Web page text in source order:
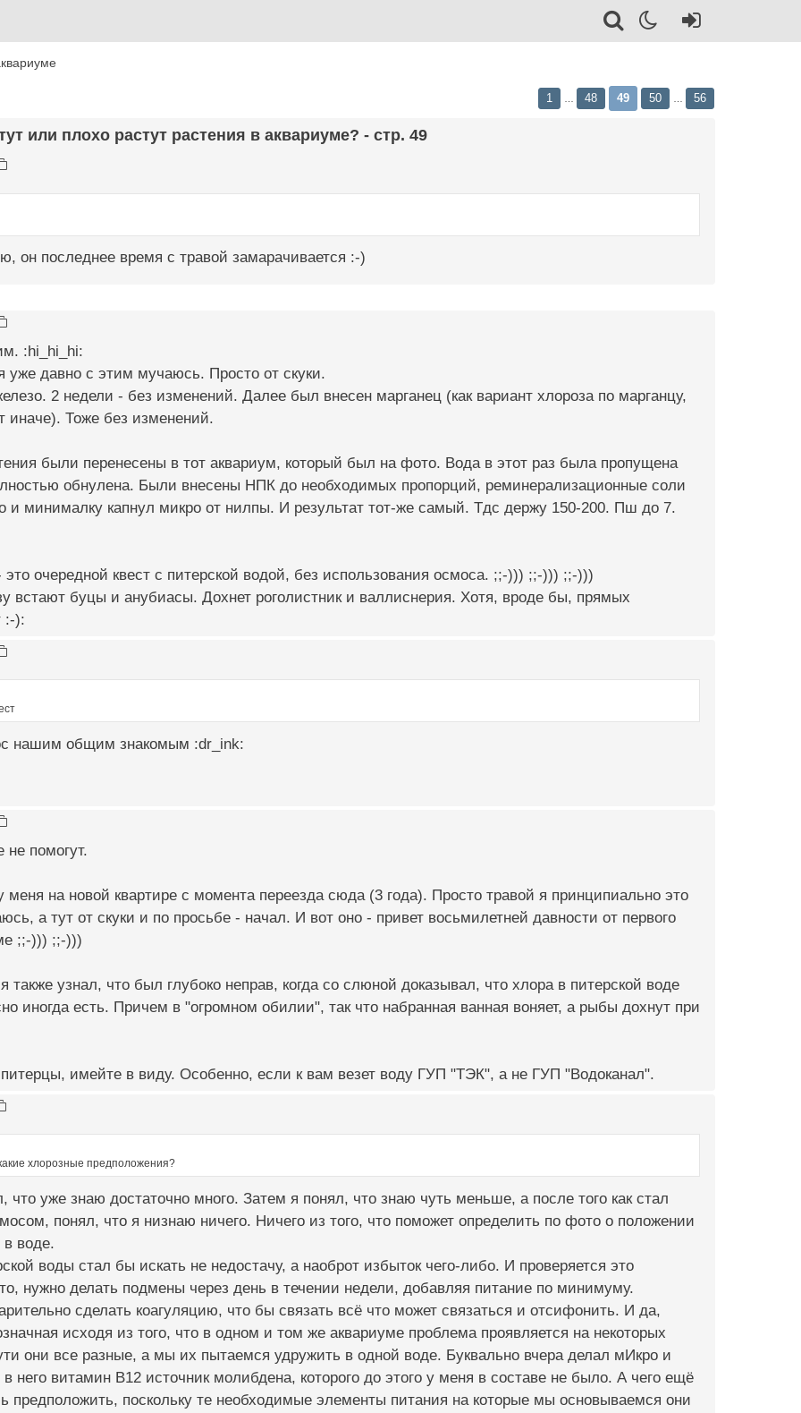
1 48 49 50 56
или плохо растут растения в аквариуме? - стр. 49
он последнее время с травой замарачивается :-)
:hi_hi_hi:
уже давно с этим мучаюсь. Просто от скуки.
2 недели - без изменений. Далее был внесен марганец (как вариант хлороза по марганцу,
иначе). Тоже без изменений.
были перенесены в тот аквариум, который был на фото. Вода в этот раз была пропущена
обнулена. Были внесены НПК до необходимых пропорций, реминерализационные соли
и минималку капнул микро от нилпы. И результат тот-же самый. Тдс держу 150-200. Пш до 7.
очередной квест с питерской водой, без использования осмоса. ;;-))) ;;-))) ;;-)))
встают буцы и анубиасы. Дохнет роголистник и валлиснерия. Хотя, вроде бы, прямых
:-):
нашим общим знакомым :dr_ink:
помогут.
меня на новой квартире с момента переезда сюда (3 года). Просто травой я принципиально это
а тут от скуки и по просьбе - начал. И вот оно - привет восьмилетней давности от первого
;;-))) ;;-)))
также узнал, что был глубоко неправ, когда со слюной доказывал, что хлора в питерской воде
иногда есть. Причем в "огромном обилии", так что набранная ванная воняет, а рыбы дохнут при
питерцы, имейте в виду. Особенно, если к вам везет воду ГУП "ТЭК", а не ГУП "Водоканал".
хлорозные предположения?
что уже знаю достаточно много. Затем я понял, что знаю чуть меньше, а после того как стал
понял, что я низнаю ничего. Ничего из того, что поможет определить по фото о положении
воде.
воды стал бы искать не недостачу, а наоброт избыток чего-либо. И проверяется это
нужно делать подмены через день в течении недели, добавляя питание по минимуму.
сделать коагуляцию, что бы связать всё что может связаться и отсифонить. И да,
исходя из того, что в одном и том же аквариуме проблема проявляется на некоторых
они все разные, а мы их пытаемся удружить в одной воде. Буквально вчера делал мИкро и
него витамин B12 источник молибдена, которого до этого у меня в составе не было. А чего ещё
предположить, поскольку те необходимые элементы питания на которые мы основываемся они